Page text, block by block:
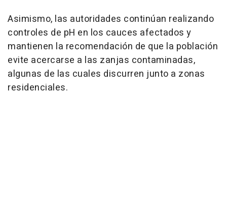
Asimismo, las autoridades continúan realizando
controles de pH en los cauces afectados y
mantienen la recomendación de que la población
evite acercarse a las zanjas contaminadas,
algunas de las cuales discurren junto a zonas
residenciales.